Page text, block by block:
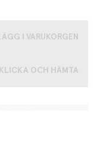
LÄGG I VARUKORGEN
KLICKA OCH HÄMTA